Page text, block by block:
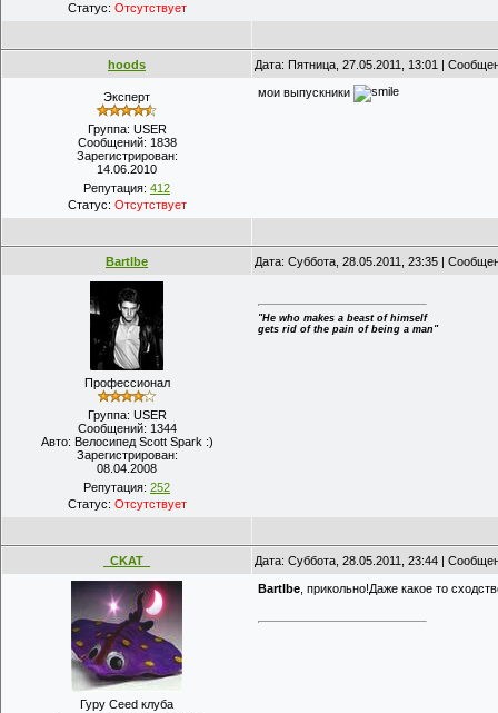
Статус: Отсутствует
hoods Дата: Пятница, 27.05.2011, 13:01 |
Эксперт
Группа: USER
Сообщений: 1838
Зарегистрирован:
14.06.2010
Репутация: 412
Статус: Отсутствует
мои выпускники
Bartlbe Дата: Суббота, 28.05.2011, 23:35 |
Профессионал
Группа: USER
Сообщений: 1344
Авто: Велосипед Scott Spark :)
Зарегистрирован:
08.04.2008
Репутация: 252
Статус: Отсутствует
"He who makes a beast of himself
gets rid of the pain of being a man"
_CKAT_ Дата: Суббота, 28.05.2011, 23:44 |
Гуру Ceed клуба
Bartlbe , прикольно!Даже какое то